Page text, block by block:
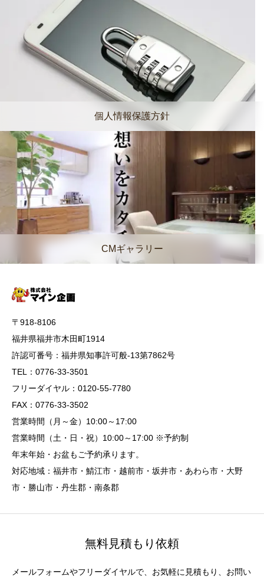
個人情報保護方針
CMギャラリー
〒918-8106
福井県福井市木田町1914
許認可番号：福井県知事許可般-13第7862号
TEL：0776-33-3501
フリーダイヤル：0120-55-7780
FAX：0776-33-3502
営業時間（月～金）10:00～17:00
営業時間（土・日・祝）10:00～17:00 ※予約制
年末年始・お盆もご予約承ります。
対応地域：福井市・鯖江市・越前市・坂井市・あわら市・大野
市・勝山市・丹生郡・南条郡
無料見積もり依頼
メールフォームやフリーダイヤルで、お気軽に見積もり、お問い